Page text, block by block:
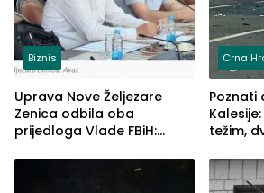
Biznis
Uprava Nove Željezare
Zenica odbila oba
prijedloga Vlade FBiH:
rješenje
Crna
Poznati
težim,